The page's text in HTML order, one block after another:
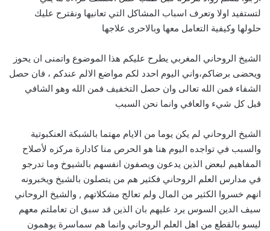
لتستفيد اولا وتعرف اسباب المشاكل التي تعانيها ونقترح عليك
حلولها وكيفية التعامل معها وبالاحرى علاجها
الشيخ الروحاني المغربي يطرح عليكم هذا الموضوع واتمنى ان يحوز
ويحضى برضاكم،واني اليوم احدد لكم مواضع الالم عندكم ، فان حصل
الشفاء فمن الله تعالى وان حصل التخفيف فمن الله وهو الشافي
قبل كل شيء والعافي وانما نحن السبب
الشيخ الروحاني لم يكن يوما من الايام مهتما بالشبكة العنكبوتية
والسبب في تواجده اليوم هنا هو الحرص منا كادارة مركزه لأصلاح
المفاهيم لبعض الذين يدعون ويصفون انفسهم بالشيوخ وما تدرجو
في مدارس العلم الروحاني فكثير هم من يتصلون بالشيخ ويخبرونه
انهم خسروا الكثير من المال ولم تعالج مشكلاتهم , والشيخ الروحاني
سيف الدين السوس يرد عليهم بان الذين قد سبق ان تعاملتم معهم
ليسو بالقطع من اهل العلم الروحاني وانما هم سماسرة يوهمون